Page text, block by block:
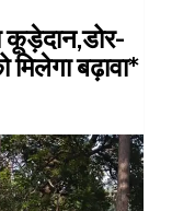
कूड़ेदान,डोर-
बढ़ावा*